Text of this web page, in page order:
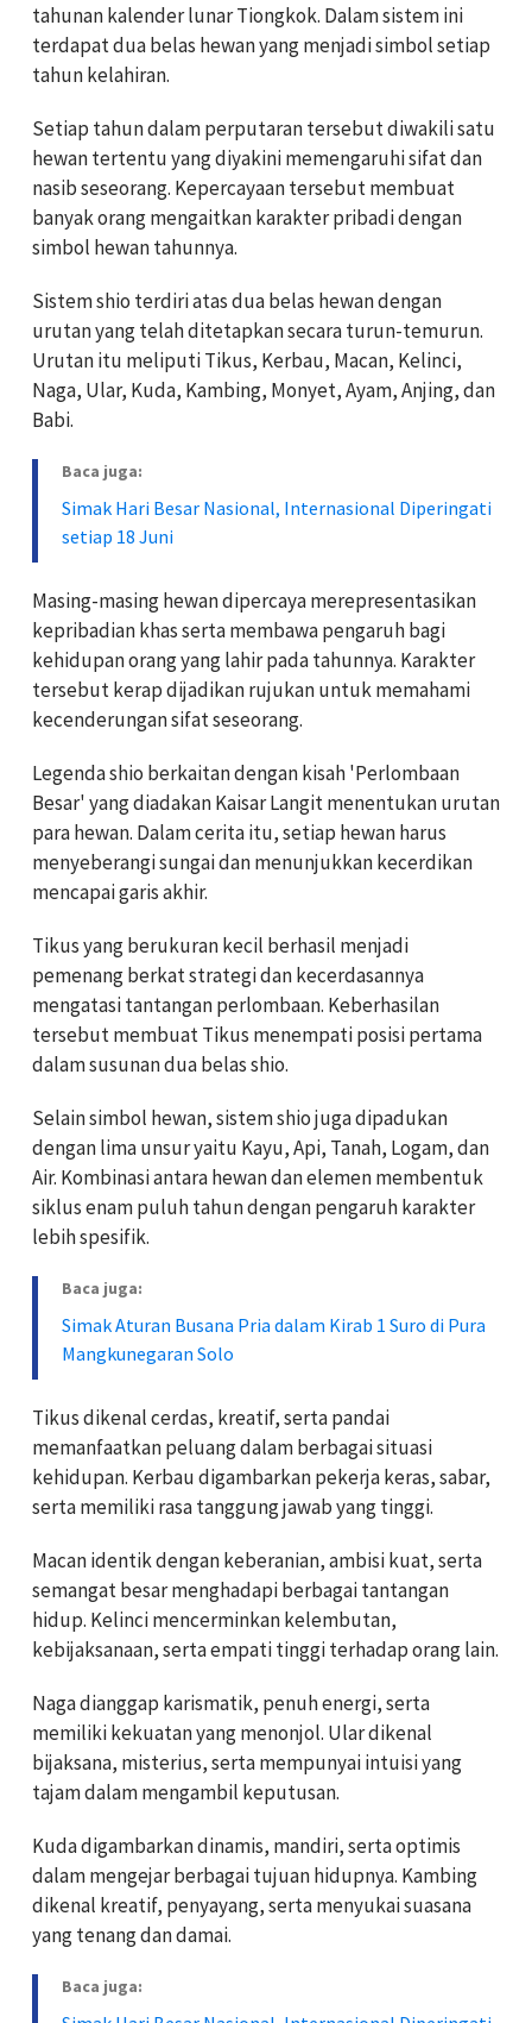
tahunan kalender lunar Tiongkok. Dalam sistem ini
terdapat dua belas hewan yang menjadi simbol setiap
tahun kelahiran.
Setiap tahun dalam perputaran tersebut diwakili satu
hewan tertentu yang diyakini memengaruhi sifat dan
nasib seseorang. Kepercayaan tersebut membuat
banyak orang mengaitkan karakter pribadi dengan
simbol hewan tahunnya.
Sistem shio terdiri atas dua belas hewan dengan
urutan yang telah ditetapkan secara turun-temurun.
Urutan itu meliputi Tikus, Kerbau, Macan, Kelinci,
Naga, Ular, Kuda, Kambing, Monyet, Ayam, Anjing, dan
Babi.
Baca juga:
Simak Hari Besar Nasional, Internasional Diperingati
setiap 18 Juni
Masing-masing hewan dipercaya merepresentasikan
kepribadian khas serta membawa pengaruh bagi
kehidupan orang yang lahir pada tahunnya. Karakter
tersebut kerap dijadikan rujukan untuk memahami
kecenderungan sifat seseorang.
Legenda shio berkaitan dengan kisah 'Perlombaan
Besar' yang diadakan Kaisar Langit menentukan urutan
para hewan. Dalam cerita itu, setiap hewan harus
menyeberangi sungai dan menunjukkan kecerdikan
mencapai garis akhir.
Tikus yang berukuran kecil berhasil menjadi
pemenang berkat strategi dan kecerdasannya
mengatasi tantangan perlombaan. Keberhasilan
tersebut membuat Tikus menempati posisi pertama
dalam susunan dua belas shio.
Selain simbol hewan, sistem shio juga dipadukan
dengan lima unsur yaitu Kayu, Api, Tanah, Logam, dan
Air. Kombinasi antara hewan dan elemen membentuk
siklus enam puluh tahun dengan pengaruh karakter
lebih spesifik.
Baca juga:
Simak Aturan Busana Pria dalam Kirab 1 Suro di Pura
Mangkunegaran Solo
Tikus dikenal cerdas, kreatif, serta pandai
memanfaatkan peluang dalam berbagai situasi
kehidupan. Kerbau digambarkan pekerja keras, sabar,
serta memiliki rasa tanggung jawab yang tinggi.
Macan identik dengan keberanian, ambisi kuat, serta
semangat besar menghadapi berbagai tantangan
hidup. Kelinci mencerminkan kelembutan,
kebijaksanaan, serta empati tinggi terhadap orang lain.
Naga dianggap karismatik, penuh energi, serta
memiliki kekuatan yang menonjol. Ular dikenal
bijaksana, misterius, serta mempunyai intuisi yang
tajam dalam mengambil keputusan.
Kuda digambarkan dinamis, mandiri, serta optimis
dalam mengejar berbagai tujuan hidupnya. Kambing
dikenal kreatif, penyayang, serta menyukai suasana
yang tenang dan damai.
Baca juga: